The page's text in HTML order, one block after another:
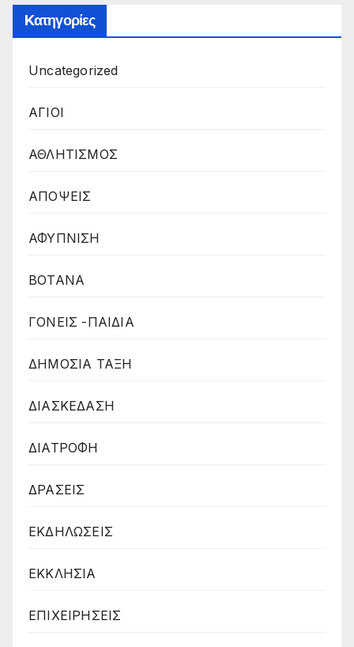
Kατηγορίες
Uncategorized
ΑΓΙΟΙ
ΑΘΛΗΤΙΣΜΟΣ
ΑΠΟΨΕΙΣ
ΑΦΥΠΝΙΣΗ
ΒΟΤΑΝΑ
ΓΟΝΕΙΣ -ΠΑΙΔΙΑ
ΔΗΜΟΣΙΑ ΤΑΞΗ
ΔΙΑΣΚΕΔΑΣΗ
ΔΙΑΤΡΟΦΗ
ΔΡΑΣΕΙΣ
ΕΚΔΗΛΩΣΕΙΣ
ΕΚΚΛΗΣΙΑ
ΕΠΙΧΕΙΡΗΣΕΙΣ